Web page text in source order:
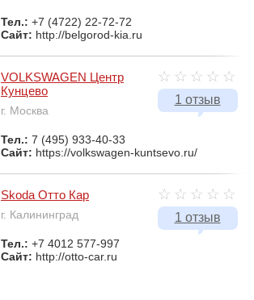
Тел.: +7 (4722) 22-72-72
Сайт: http://belgorod-kia.ru
1 отзыв
VOLKSWAGEN Центр
Кунцево
г. Москва
Тел.: 7 (495) 933-40-33
Сайт: https://volkswagen-kuntsevo.ru/
1 отзыв
Skoda Отто Кар
г. Калининград
Тел.: +7 4012 577-997
Сайт: http://otto-car.ru